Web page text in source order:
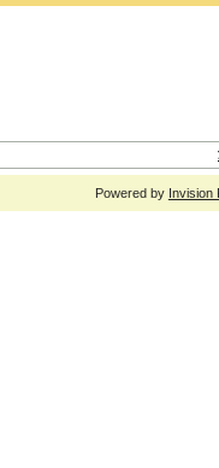
Powered by Invision